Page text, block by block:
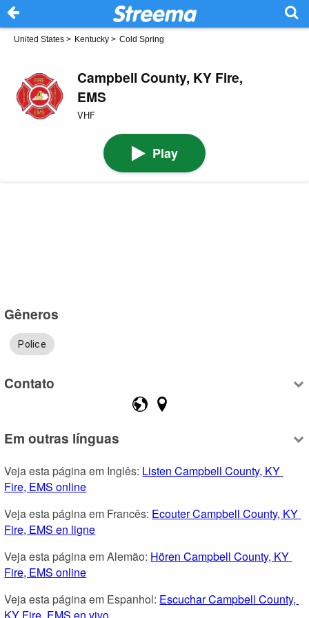
United States > Kentucky > Cold Spring
Campbell County, KY Fire,
EMS
VHF
Play
Gêneros
Police
Contato
Em outras línguas
Veja esta página em Inglês: Listen Campbell County, KY
Fire, EMS online
Veja esta página em Francês: Ecouter Campbell County, KY
Fire, EMS en ligne
Veja esta página em Alemão: Hören Campbell County, KY
Fire, EMS online
Veja esta página em Espanhol: Escuchar Campbell County,
KY Fire, EMS en vivo